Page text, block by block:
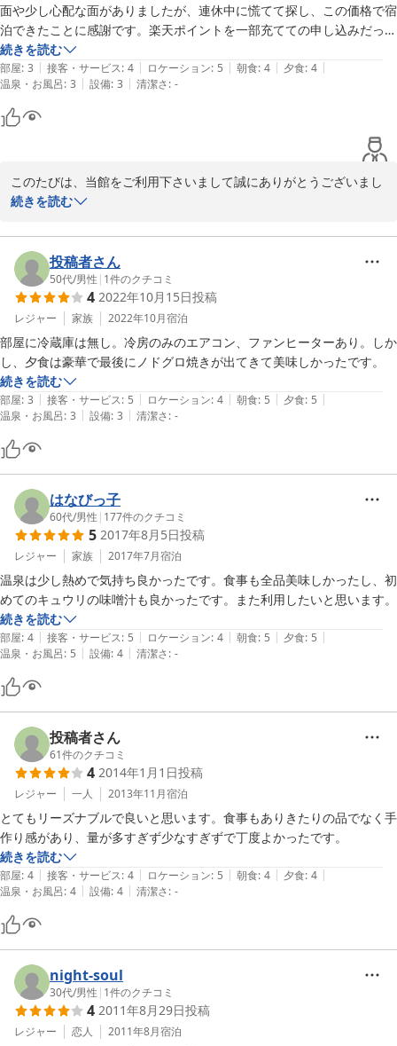
面や少し心配な面がありましたが、連休中に慌てて探し、この価格で宿
泊できたことに感謝です。楽天ポイントを一部充てての申し込みだった
のが清算時に漏れていて、あのままこちらが気付かずにいたらどうなっ
ていたのかなとふと思ってしまったことは残念でした。家族できりもり
していらっしゃるようで家庭的な雰囲気があるなかにもお嬢さん（小さ
なお子さんのお母さん）の接客には節度と共に品もうかがえ気持ちよく
過ごさせていただきました。ありがとうございました。
続きを読む
部屋: 3 | 接客・サービス: 4 | ロケーション: 5 | 朝食: 4 | 夕食: 4 |
温泉・お風呂: 3 | 設備: 3 | 清潔さ: -
このたびは、当館をご利用下さいまして誠にありがとうございまし
た。楽天ポイントの件では大変ご迷惑をお掛けいたしました。ぜひ
続きを読む
投稿者さん
50代/男性 | 1件のクチコミ
4 2022年10月15日投稿
レジャー 家族 2022年10月宿泊
部屋に冷蔵庫は無し。冷房のみのエアコン、ファンヒーターあり。しか
し、夕食は豪華で最後にノドグロ焼きが出てきて美味しかったです。
続きを読む
部屋: 3 | 接客・サービス: 5 | ロケーション: 4 | 朝食: 5 | 夕食: 5 |
温泉・お風呂: 3 | 設備: 3 | 清潔さ: -
はなびっ子
60代/男性 | 177件のクチコミ
5 2017年8月5日投稿
レジャー 家族 2017年7月宿泊
温泉は少し熱めで気持ち良かったです。食事も全品美味しかったし、初
めてのキュウリの味噌汁も良かったです。また利用したいと思います。
続きを読む
部屋: 4 | 接客・サービス: 5 | ロケーション: 4 | 朝食: 5 | 夕食: 5 |
温泉・お風呂: 5 | 設備: 4 | 清潔さ: -
投稿者さん
61件のクチコミ
4 2014年1月1日投稿
レジャー 一人 2013年11月宿泊
とてもリーズナブルで良いと思います。食事もありきたりの品でなく手
作り感があり、量が多すぎず少なすぎずで丁度よかったです。
続きを読む
部屋: 4 | 接客・サービス: 4 | ロケーション: 5 | 朝食: 4 | 夕食: 4 |
温泉・お風呂: 4 | 設備: 4 | 清潔さ: -
night-soul
30代/男性 | 1件のクチコミ
4 2011年8月29日投稿
レジャー 恋人 2011年8月宿泊